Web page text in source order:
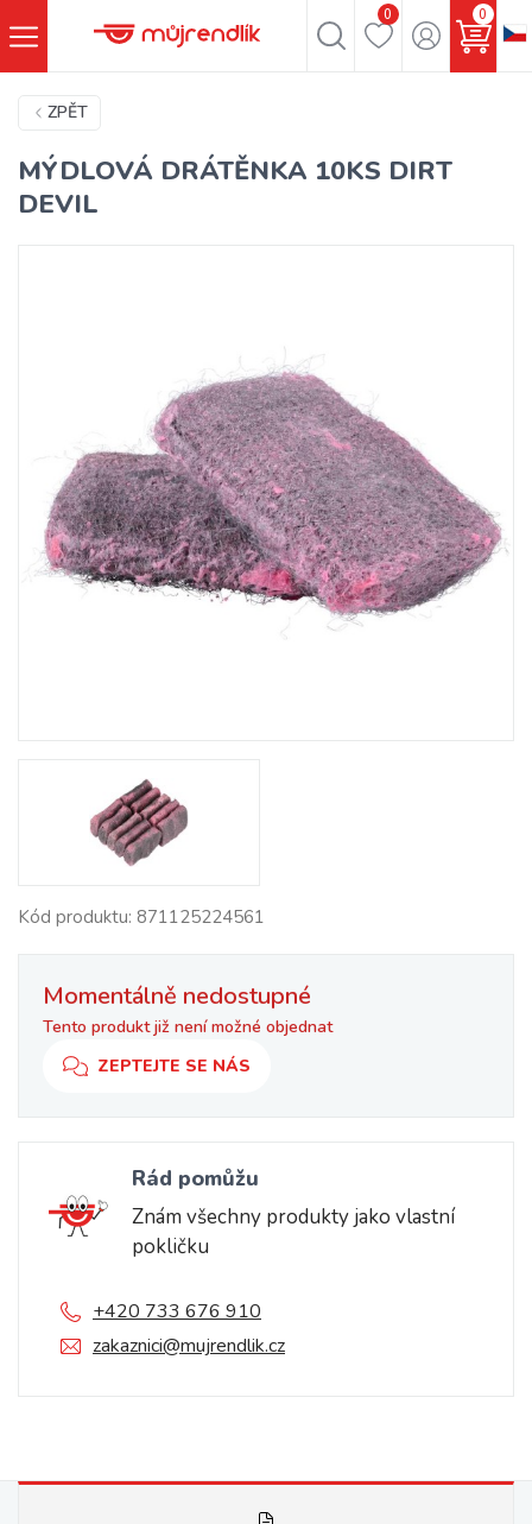
0 0
ZPĚT
MÝDLOVÁ DRÁTĚNKA 10KS DIRT
DEVIL
Kód produktu: 871125224561
Momentálně nedostupné
Tento produkt již není možné objednat
ZEPTEJTE SE NÁS
Rád pomůžu
Znám všechny produkty jako vlastní
pokličku
+420 733 676 910
zakaznici@mujrendlik.cz